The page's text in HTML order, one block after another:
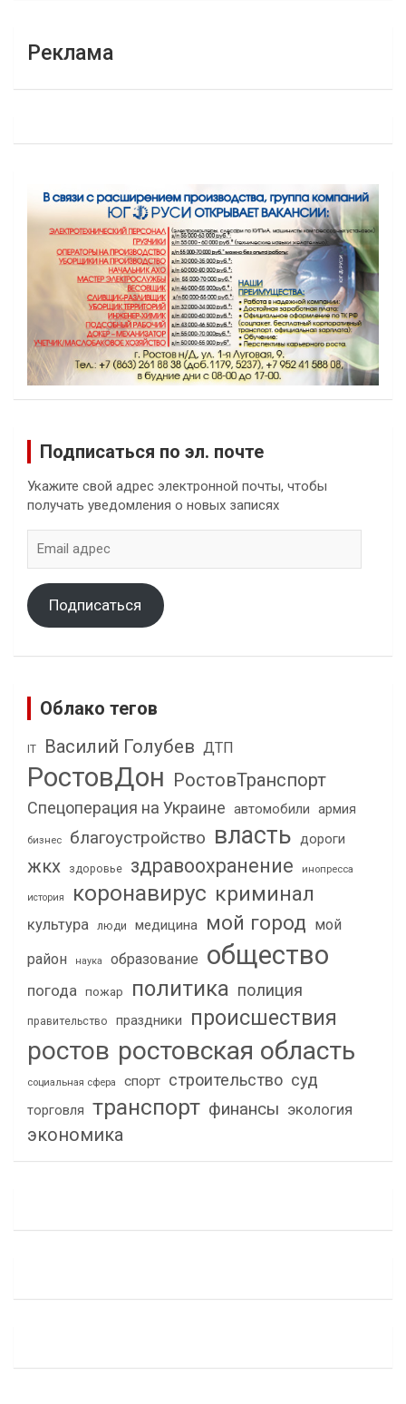
Реклама
Подписаться по эл. почте
Укажите свой адрес электронной почты, чтобы
получать уведомления о новых записях
адрес
Подписаться
Облако тегов
IT Василий Голубев ДТП
РостовДон РостовТранспорт
Спецоперация на Украине автомобили армия
бизнес благоустройство власть дороги
жкх здоровье здравоохранение инопресса
история коронавирус криминал
культура люди медицина мой город мой
район
наука образование общество
погода пожар политика полиция
правительство праздники происшествия
ростов ростовская область
социальная сфера спорт строительство суд
торговля транспорт финансы экология
экономика